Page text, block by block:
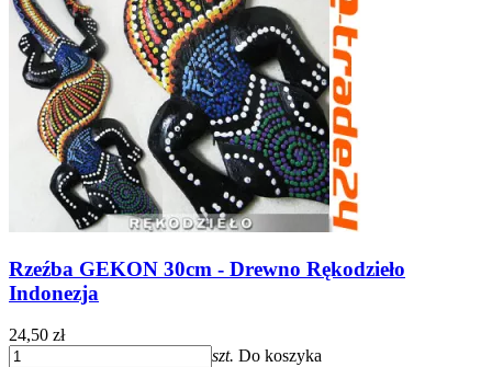
Rzeźba GEKON 30cm - Drewno Rękodzieło
Indonezja
24,50 zł
szt. Do koszyka